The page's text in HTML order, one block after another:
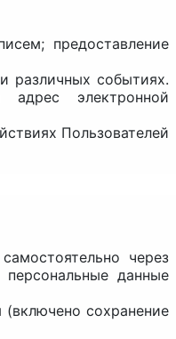
предоставление
различных событиях.
электронной
Пользователей
через
данные
(включено сохранение